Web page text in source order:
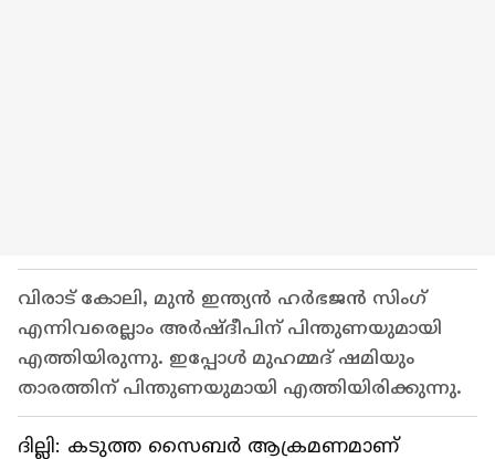
വിരാട് കോലി, മുന്‍ ഇന്ത്യന്‍ ഹര്‍ഭജന്‍ സിംഗ്
എന്നിവരെല്ലാം അര്‍ഷ്ദീപിന് പിന്തുണയുമായി
എത്തിയിരുന്നു. ഇപ്പോള്‍ മുഹമ്മദ് ഷമിയും
താരത്തിന് പിന്തുണയുമായി എത്തിയിരിക്കുന്നു.
ദില്ലി: കടുത്ത സൈബര്‍ ആക്രമണമാണ്